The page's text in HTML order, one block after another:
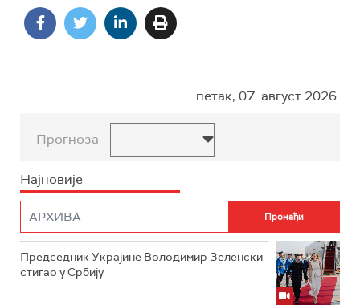
петак, 07. август 2026.
Прогноза
Најновије
Председник Украјине Володимир Зеленски
стигао у Србију